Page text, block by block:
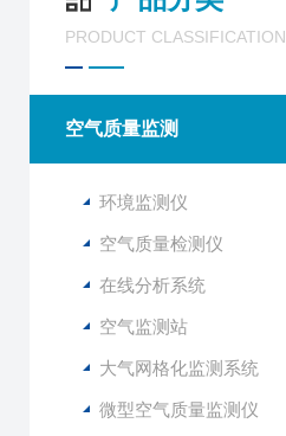
PRODUCT CLASSIFICATION
空气质量监测
环境监测仪
空气质量检测仪
在线分析系统
空气监测站
大气网格化监测系统
微型空气质量监测仪